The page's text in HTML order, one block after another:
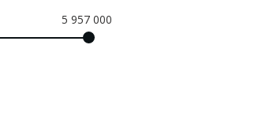
5 957 000